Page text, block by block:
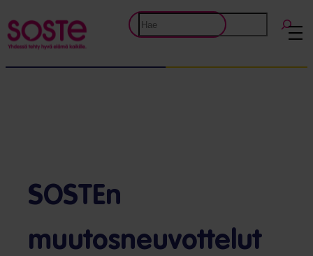
Etsi
SOSTEn
muutosneuvottelut